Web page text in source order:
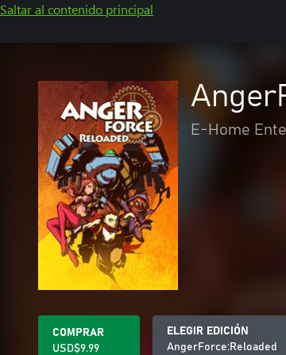
Saltar al contenido principal
E-Home
COMPRAR
USD$9.99
ELEGIR EDICIÓN
AngerForce:Reloaded